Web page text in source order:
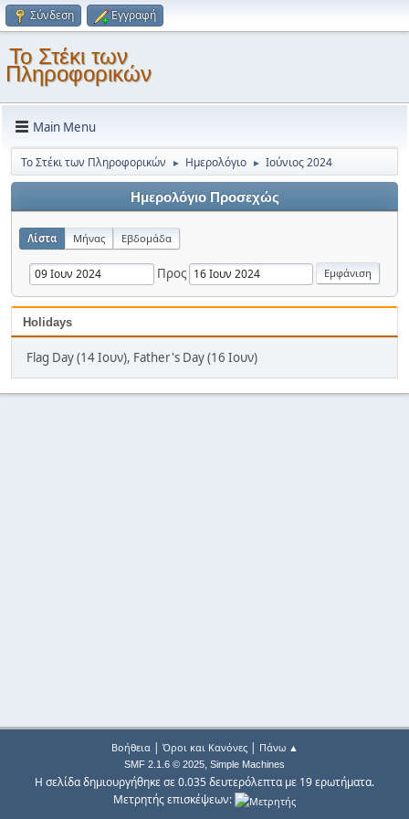
Σύνδεση Εγγραφή
Το Στέκι των
Πληροφορικών
Main Menu
Το Στέκι των Πληροφορικών ► Ημερολόγιο ► Ιούνιος 2024
Ημερολόγιο Προσεχώς
Λίστα Μήνας Εβδομάδα
Προς
Holidays
Flag Day (14 Ιουν), Father's Day (16 Ιουν)
Βοήθεια| Όροι και Κανόνες| Πάνω ▲
SMF 2.1.6 © 2025, Simple Machines
Η σελίδα δημιουργήθηκε σε 0.035 δευτερόλεπτα με 19 ερωτήματα.
Μετρητής επισκέψεων: